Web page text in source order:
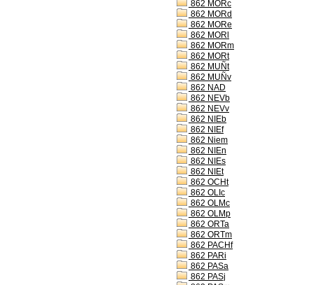
862 MORc
862 MORd
862 MORe
862 MORl
862 MORm
862 MORt
862 MUÑt
862 MUÑv
862 NAD
862 NEVb
862 NEVv
862 NIEb
862 NIEf
862 Niem
862 NIEn
862 NIEs
862 NIEt
862 OCHt
862 OLIc
862 OLMc
862 OLMp
862 ORTa
862 ORTm
862 PACHf
862 PARi
862 PASa
862 PASj